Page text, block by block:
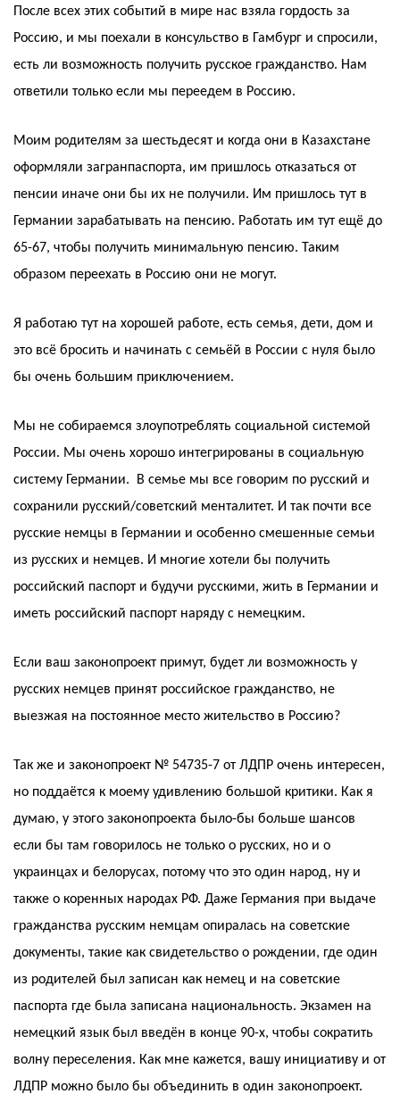
После всех этих событий в мире нас взяла гордость за
Россию, и мы поехали в консульство в Гамбург и спросили,
есть ли возможность получить русское гражданство. Нам
ответили только если мы переедем в Россию.
Моим родителям за шестьдесят и когда они в Казахстане
оформляли загранпаспорта, им пришлось отказаться от
пенсии иначе они бы их не получили. Им пришлось тут в
Германии зарабатывать на пенсию. Работать им тут ещё до
65-67, чтобы получить минимальную пенсию. Таким
образом переехать в Россию они не могут.
Я работаю тут на хорошей работе, есть семья, дети, дом и
это всё бросить и начинать с семьёй в России с нуля было
бы очень большим приключением.
Мы не собираемся злоупотреблять социальной системой
России. Мы очень хорошо интегрированы в социальную
систему Германии. В семье мы все говорим по русский и
сохранили русский/советский менталитет. И так почти все
русские немцы в Германии и особенно смешенные семьи
из русских и немцев. И многие хотели бы получить
российский паспорт и будучи русскими, жить в Германии и
иметь российский паспорт наряду с немецким.
Если ваш законопроект примут, будет ли возможность у
русских немцев принят российское гражданство, не
выезжая на постоянное место жительство в Россию?
Так же и законопроект № 54735-7 от ЛДПР очень интересен,
но поддаётся к моему удивлению большой критики. Как я
думаю, у этого законопроекта было-бы больше шансов
если бы там говорилось не только о русских, но и о
украинцах и белорусах, потому что это один народ, ну и
также о коренных народах РФ. Даже Германия при выдаче
гражданства русским немцам опиралась на советские
документы, такие как свидетельство о рождении, где один
из родителей был записан как немец и на советские
паспорта где была записана национальность. Экзамен на
немецкий язык был введён в конце 90-х, чтобы сократить
волну переселения. Как мне кажется, вашу инициативу и от
ЛДПР можно было бы объединить в один законопроект.